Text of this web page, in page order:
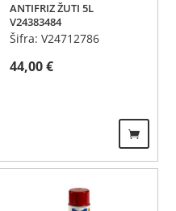
ANTIFRIZ ŽUTI 5L
V24383484
Šifra: V24712786
44,00€